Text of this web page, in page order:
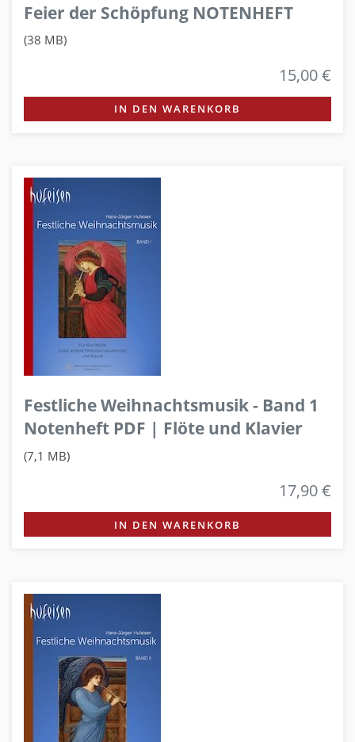
Feier der Schöpfung NOTENHEFT
(38 MB)
15,00 €
IN DEN WARENKORB
Festliche Weihnachtsmusik - Band 1
Notenheft PDF | Flöte und Klavier
(7,1 MB)
17,90 €
IN DEN WARENKORB